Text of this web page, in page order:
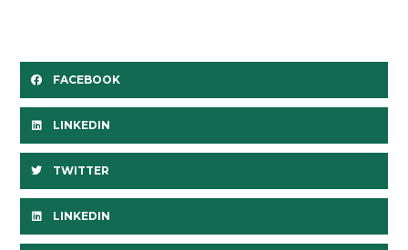
FACEBOOK
LINKEDIN
TWITTER
LINKEDIN